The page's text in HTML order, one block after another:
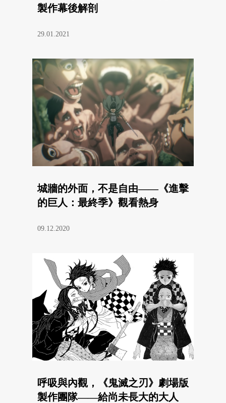
製作幕後解剖
29.01.2021
城牆的外面，不是自由——《進擊
的巨人：最終季》觀看熱身
09.12.2020
呼吸與內觀，《鬼滅之刃》劇場版
製作團隊——給尚未長大的大人